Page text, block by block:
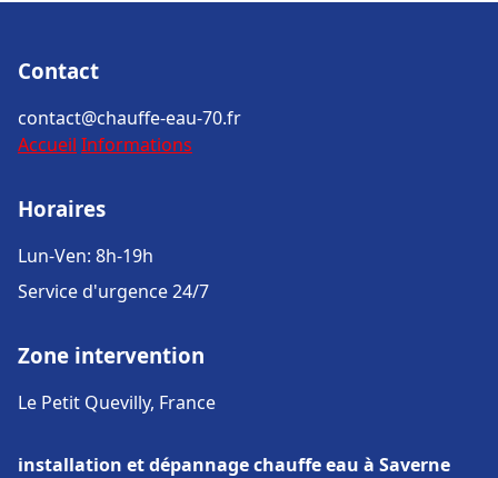
Contact
contact@chauffe-eau-70.fr
Accueil Informations
Horaires
Lun-Ven: 8h-19h
Service d'urgence 24/7
Zone intervention
Le Petit Quevilly, France
installation et dépannage chauffe eau à Saverne